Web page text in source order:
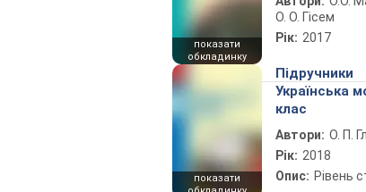
показати
обкладинку
О. О. Гісем
Рік: 2017
показати
Підручники
Українська
клас
Автори: О. П.
Рік: 2018
Опис: Рівень